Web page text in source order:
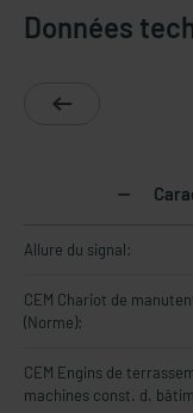
Données
Allure du signal:
CEM Chariot de
(Norme):
CEM Engins de
machines const. d.